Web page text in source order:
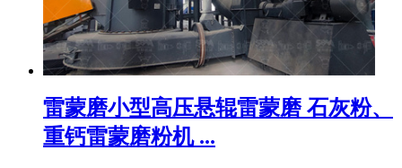
雷蒙磨小型高压悬辊雷蒙磨 石灰粉、
重钙雷蒙磨粉机 ...